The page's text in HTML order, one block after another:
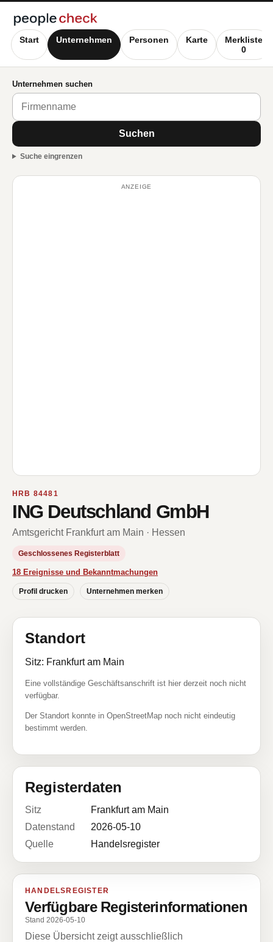
Start Unternehmen Personen Karte
Merkliste
0
Unternehmen suchen
Suchen
Suche eingrenzen
ANZEIGE
HRB 84481
ING Deutschland GmbH
Amtsgericht Frankfurt am Main · Hessen
Geschlossenes Registerblatt
18 Ereignisse und Bekanntmachungen
Profil drucken Unternehmen merken
Standort
Sitz: Frankfurt am Main
Eine vollständige Geschäftsanschrift ist hier derzeit noch nicht
verfügbar.
Der Standort konnte in OpenStreetMap noch nicht eindeutig
bestimmt werden.
Registerdaten
Sitz
Frankfurt am Main
Datenstand
2026-05-10
Quelle
Handelsregister
HANDELSREGISTER
Verfügbare Registerinformationen
Stand 2026-05-10
Diese Übersicht zeigt ausschließlich